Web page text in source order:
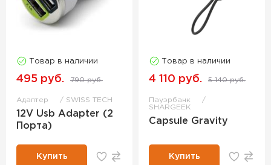
Товар в наличии
495 руб. 790 руб.
Адаптер SWISS TECH
12V Usb Adapter (2
Порта)
Купить
Товар в наличии
4 110 руб. 5 140 руб.
Пауэрбанк
SHARGEEK
Сapsule Gravity
Купить